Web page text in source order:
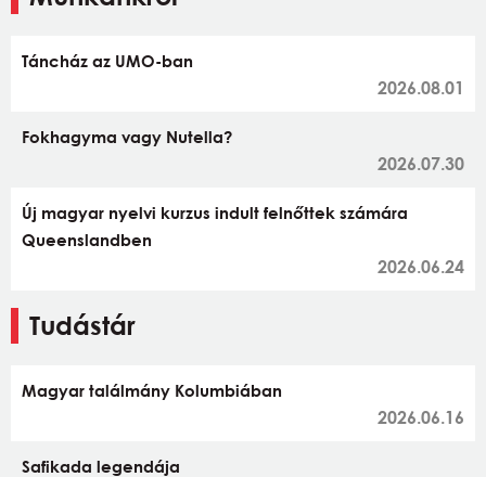
Táncház az UMO-ban
2026.08.01
Fokhagyma vagy Nutella?
2026.07.30
Új magyar nyelvi kurzus indult felnőttek számára
Queenslandben
2026.06.24
Tudástár
Magyar találmány Kolumbiában
2026.06.16
Safikada legendája